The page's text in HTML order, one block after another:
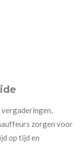
zorgen voor
op tijd en